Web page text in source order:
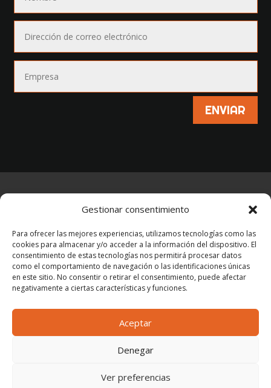
Gestionar consentimiento
Para ofrecer las mejores experiencias, utilizamos tecnologías como las
cookies para almacenar y/o acceder a la información del dispositivo. El
consentimiento de estas tecnologías nos permitirá procesar datos
como el comportamiento de navegación o las identificaciones únicas
en este sitio. No consentir o retirar el consentimiento, puede afectar
negativamente a ciertas características y funciones.
Aceptar
Denegar
Ver preferencias
ENVIAR
POLÍTICA DE COOKIES